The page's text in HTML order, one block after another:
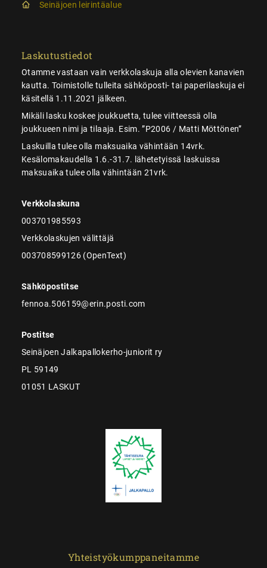
Seinäjoen leirintäalue
Laskutustiedot
Otamme vastaan vain verkkolaskuja alla olevien kanavien
kautta. Toimistolle tulleita sähköposti- tai paperilaskuja ei
käsitellä 1.11.2021 jälkeen.
Mikäli lasku koskee joukkuetta, tulee viitteessä olla
joukkueen nimi ja tilaaja. Esim. ”P2006 / Matti Möttönen”
Laskuilla tulee olla maksuaika vähintään 14vrk.
Kesälomakaudella 1.6.-31.7. lähetetyissä laskuissa
maksuaika tulee olla vähintään 21vrk.
Verkkolaskuna
003701985593
Verkkolaskujen välittäjä
003708599126 (OpenText)
Sähköpostitse
fennoa.506159@erin.posti.com
Postitse
Seinäjoen Jalkapallokerho-juniorit ry
PL 59149
01051 LASKUT
Yhteistyökumppaneitamme